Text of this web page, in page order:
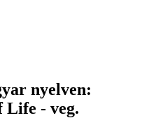
nyelven:
Life - veg.